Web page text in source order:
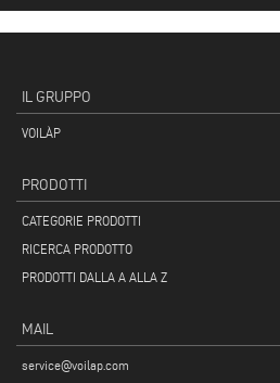
IL GRUPPO
VOILÀP
PRODOTTI
CATEGORIE PRODOTTI
RICERCA PRODOTTO
PRODOTTI DALLA A ALLA Z
MAIL
service@voilap.com